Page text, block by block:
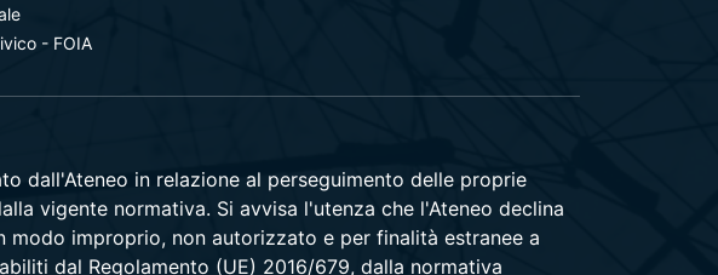
- FOIA
dall'Ateneo in relazione al perseguimento delle proprie
vigente normativa. Si avvisa l'utenza che l'Ateneo declina
improprio, non autorizzato e per finalità estranee a
dal Regolamento (UE) 2016/679, dalla normativa